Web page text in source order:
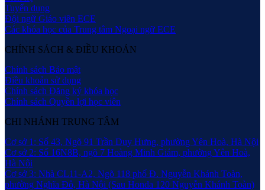
Tuyển dụng
Đội ngữ Giáo viên ECE
Các khóa học của Trung tâm Ngoại ngữ ECE
CHÍNH SÁCH & ĐIỀU KHOẢN
Chính sách Bảo mật
Điều khoản sử dụng
Chính sách Đăng ký khóa học
Chính sách Quyền lợi học viên
CHI NHÁNH TRUNG TÂM
Cơ sở 1: Số 43, Ngõ 91 Trần Duy Hưng, phường Yên Hoà, Hà Nội
Cơ sở 2: Số 16N8B, ngõ 7 Hoàng Minh Giám, phường Yên Hoà,
Hà Nội
Cơ sở 3: Nhà CL11-A2, Ngõ 118 phố Đ. Nguyễn Khánh Toàn,
phường Nghĩa Đô, Hà Nội (Sau Honda 120 Nguyễn Khánh Toàn)